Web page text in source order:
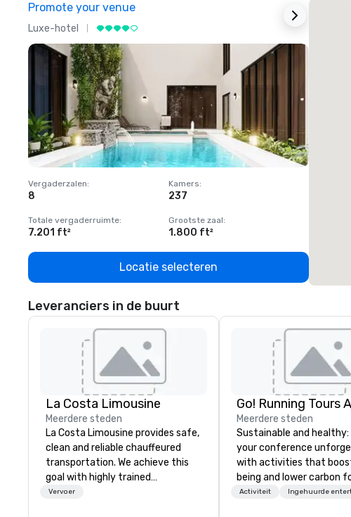
Promote your venue
Luxe-hotel
Vergaderzalen:
8
Kamers:
237
Totale vergaderruimte:
7.201 ft²
Grootste zaal:
1.800 ft²
Locatie selecteren
Leveranciers in de buurt
La Costa Limousine
Meerdere steden
La Costa Limousine provides safe,
clean and reliable chauffeured
transportation. We achieve this
goal with highly trained
chauffeurs, the newest vehicles
Vervoer
Go! Running Tours
Meerdere steden
Sustainable and healthy:
your conference
with activities that
being and lower carbon
Explore the world on the
Activiteit Ingehuurde